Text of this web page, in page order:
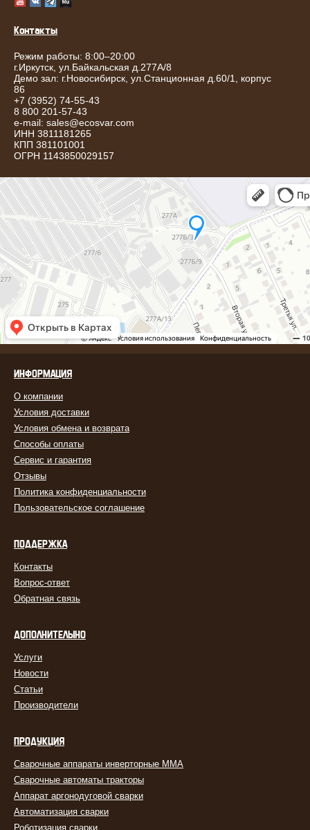
Контакты
Режим работы: 8:00–20:00
г.Иркутск ул.Байкальская д.277А/8
Демо зал: г.Новосибирск, ул.Станционная д.60/1, корпус
86
+7 (3952) 74-55-43
8 800 201-57-43
e-mail: sales@ecosvar.com
ИНН 3811181265
КПП 381101001
ОГРН 1143850029157
ИНФОРМАЦИЯ
О компании
Условия доставки
Условия обмена и возврата
Способы оплаты
Сервис и гарантия
Отзывы
Политика конфиденциальности
Пользовательское соглашение
ПОДДЕРЖКА
Контакты
Вопрос-ответ
Обратная связь
ДОПОЛНИТЕЛЬНО
Услуги
Новости
Статьи
Производители
ПРОДУКЦИЯ
Сварочные аппараты инверторные MMA
Сварочные автоматы тракторы
Аппарат аргонодуговой сварки
Автоматизация сварки
Роботизация сварки